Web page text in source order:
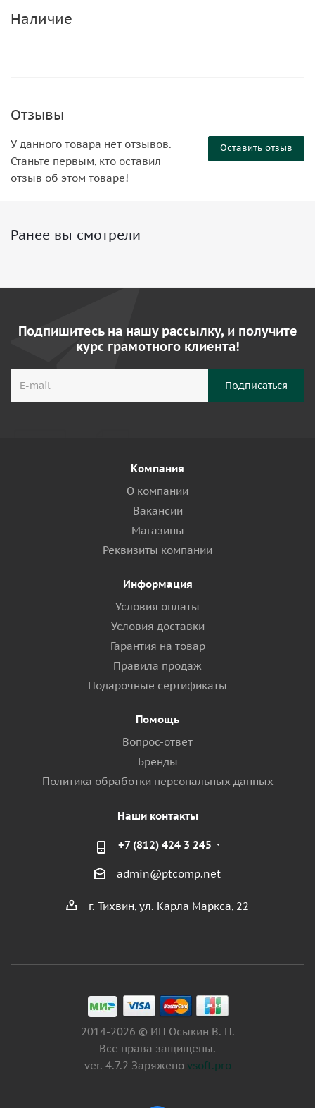
Наличие
Отзывы
Оставить отзыв
У данного товара нет отзывов.
Станьте первым, кто оставил
отзыв об этом товаре!
Ранее вы смотрели
Подпишитесь на нашу рассылку, и получите
курс грамотного клиента!
Компания
О компании
Вакансии
Магазины
Реквизиты компании
Информация
Условия оплаты
Условия доставки
Гарантия на товар
Правила продаж
Подарочные сертификаты
Помощь
Вопрос-ответ
Бренды
Политика обработки персональных данных
Наши контакты
+7 (812) 424 3 245
admin@ptcomp.net
г. Тихвин, ул. Карла Маркса, 22
2014-2026 © ИП Осыкин В. П.
Все права защищены.
ver. 4.7.2 Заряжено vsoft.pro